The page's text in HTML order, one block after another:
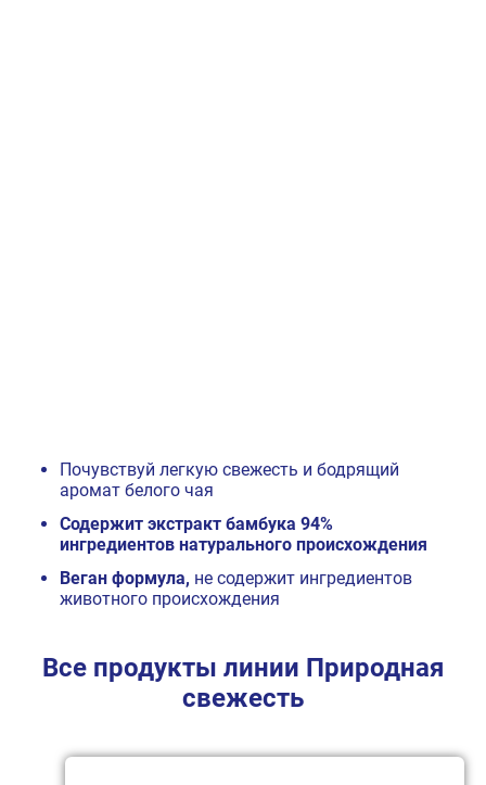
Почувствуй легкую свежесть и бодрящий
аромат белого чая
Содержит экстракт бамбука 94%
ингредиентов натурального происхождения
Веган формула, не содержит ингредиентов
животного происхождения
Все продукты линии Природная
свежесть